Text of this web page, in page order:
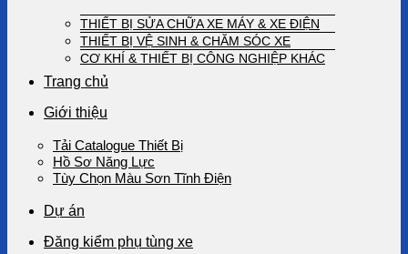
THIẾT BỊ SỬA CHỮA XE MÁY & XE ĐIỆN
THIẾT BỊ VỆ SINH & CHĂM SÓC XE
CƠ KHÍ & THIẾT BỊ CÔNG NGHIỆP KHÁC
Trang chủ
Giới thiệu
Tải Catalogue Thiết Bị
Hồ Sơ Năng Lực
Tùy Chọn Màu Sơn Tĩnh Điện
Dự án
Đăng kiểm phụ tùng xe